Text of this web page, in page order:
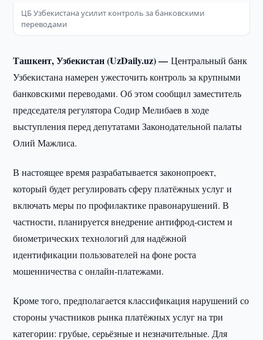
ЦБ Узбекистана усилит контроль за банковскими
переводами
Ташкент, Узбекистан (UzDaily.uz) —Центральный банк
Узбекистана намерен ужесточить контроль за крупными
банковскими переводами. Об этом сообщил заместитель
председателя регулятора Содир Мелибаев в ходе
выступления перед депутатами Законодательной палаты
Олий Мажлиса.
В настоящее время разрабатывается законопроект,
который будет регулировать сферу платёжных услуг и
включать меры по профилактике правонарушений. В
частности, планируется внедрение антифрод-систем и
биометрических технологий для надёжной
идентификации пользователей на фоне роста
мошенничества с онлайн-платежами.
Кроме того, предполагается классификация нарушений со
стороны участников рынка платёжных услуг на три
категории: грубые, серьёзные и незначительные. Для